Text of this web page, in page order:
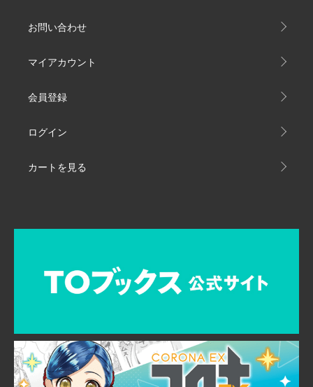
お問い合わせ
マイアカウント
会員登録
ログイン
カートを見る